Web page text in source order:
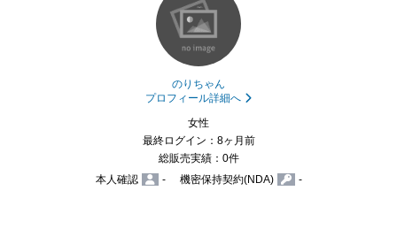
のりちゃん
プロフィール詳細へ
女性
最終ログイン：8ヶ月前
総販売実績：0件
本人確認
- 機密保持契約(NDA) -